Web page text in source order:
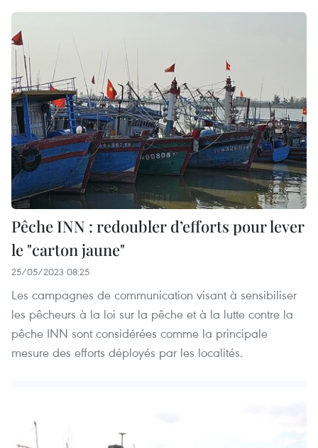
Pêche INN : redoubler d’efforts pour lever
le "carton jaune"
25/05/2023 08:25
Les campagnes de communication visant à sensibiliser
les pêcheurs à la loi sur la pêche et à la lutte contre la
pêche INN sont considérées comme la principale
mesure des efforts déployés par les localités.